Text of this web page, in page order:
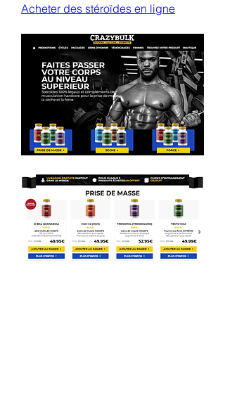
Acheter des stéroïdes en ligne